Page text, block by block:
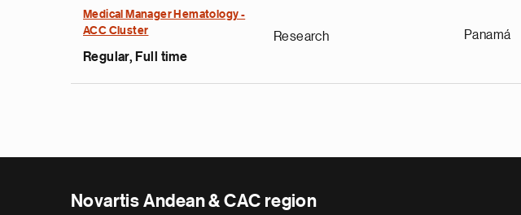
Medical Manager Hematology -
ACC Cluster
Regular, Full time
Research Panamá
Novartis Andean & CAC region